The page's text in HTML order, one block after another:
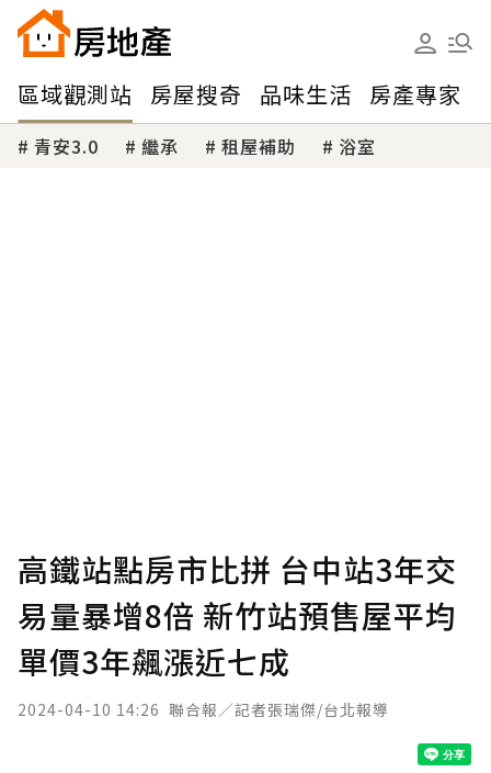
區域觀測站 房屋搜奇 品味生活 房產專家
青安3.0 繼承 租屋補助 浴室
高鐵站點房市比拼 台中站3年交
易量暴增8倍 新竹站預售屋平均
單價3年飆漲近七成
2024-04-10 14:26 聯合報／記者張瑞傑/台北報導